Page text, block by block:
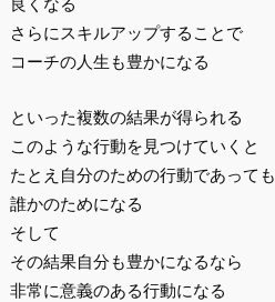
さらにスキルアップすることで
コーチの人生も豊かになる
といった複数の結果が得られる
このような行動を見つけていくと
たとえ自分のための行動であっても
誰かのためになる
そして
その結果自分も豊かになるなら
非常に意義のある行動になる